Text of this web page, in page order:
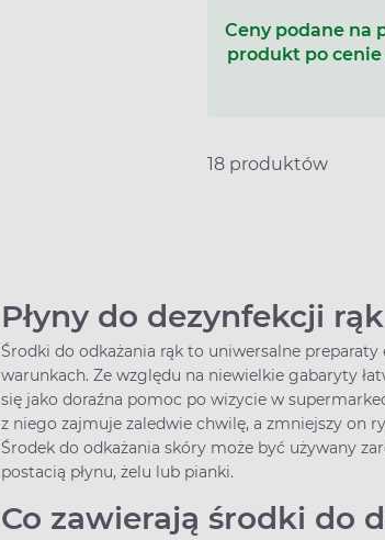
Ceny podane na
produkt po
18 produktów
Płyny do dezynfekcji
Środki do odkażania rąk to uniwersalne
warunkach. Ze względu na niewielkie gabaryty
się jako doraźna pomoc po wizycie w
z niego zajmuje zaledwie chwilę, a zmniejszy on
Środek do odkażania skóry może być używany
postacią płynu, żelu lub pianki.
Co zawierają środki do